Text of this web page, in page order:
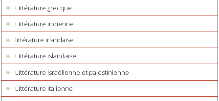
Littérature grecque
Littérature indienne
littérature irlandaise
Littérature islandaise
Littérature israélienne et palestinienne
Littérature italienne